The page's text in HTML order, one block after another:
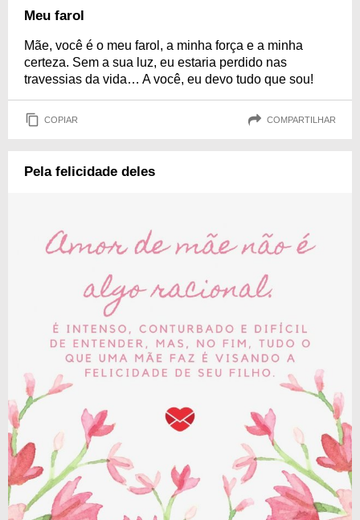
Meu farol
Mãe, você é o meu farol, a minha força e a minha
certeza. Sem a sua luz, eu estaria perdido nas
travessias da vida… A você, eu devo tudo que sou!
COPIAR COMPARTILHAR
Pela felicidade deles